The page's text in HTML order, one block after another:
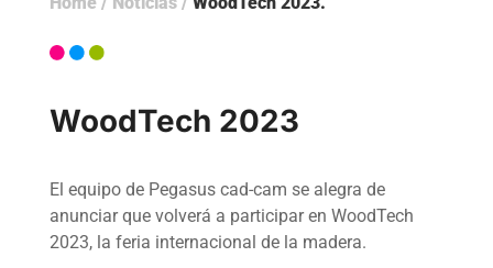
WoodTech 2023
El equipo de Pegasus cad-cam se alegra de
anunciar que volverá a participar en WoodTech
2023, la feria internacional de la madera.